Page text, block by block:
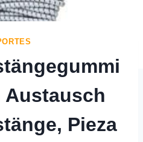
Austausch
Pieza